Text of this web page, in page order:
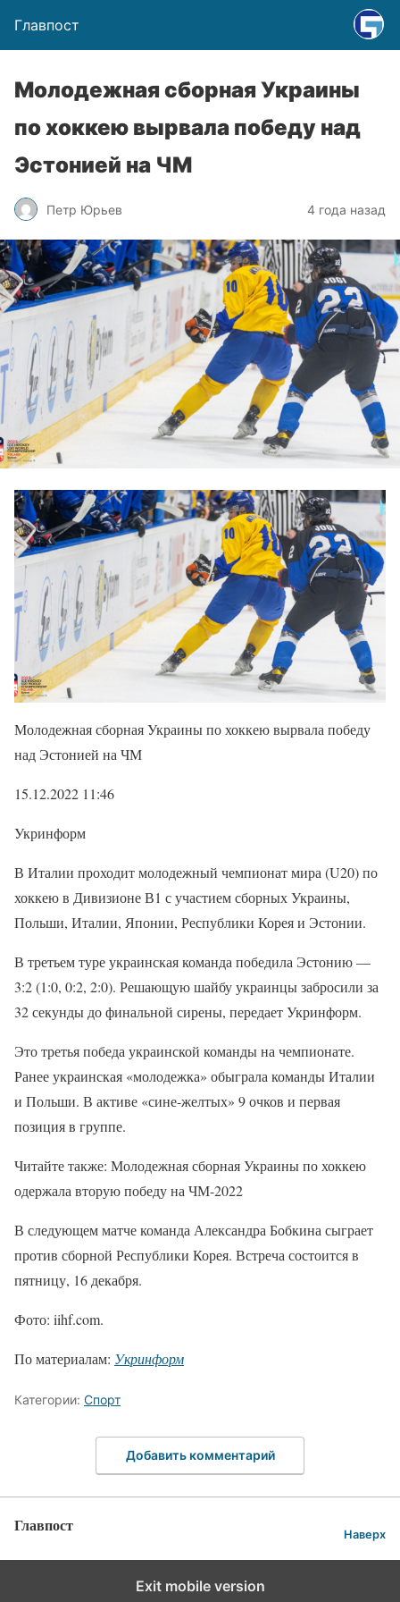
Главпост
Молодежная сборная Украины
по хоккею вырвала победу над
Эстонией на ЧМ
Петр Юрьев 4 года назад
Молодежная сборная Украины по хоккею вырвала победу
над Эстонией на ЧМ
15.12.2022 11:46
Укринформ
В Италии проходит молодежный чемпионат мира (U20) по
хоккею в Дивизионе В1 с участием сборных Украины,
Польши, Италии, Японии, Республики Корея и Эстонии.
В третьем туре украинская команда победила Эстонию —
3:2 (1:0, 0:2, 2:0). Решающую шайбу украинцы забросили за
32 секунды до финальной сирены, передает Укринформ.
Это третья победа украинской команды на чемпионате.
Ранее украинская «молодежка» обыграла команды Италии
и Польши. В активе «сине-желтых» 9 очков и первая
позиция в группе.
Читайте также: Молодежная сборная Украины по хоккею
одержала вторую победу на ЧМ-2022
В следующем матче команда Александра Бобкина сыграет
против сборной Республики Корея. Встреча состоится в
пятницу, 16 декабря.
Фото: iihf.com.
По материалам: Укринформ
Категории: Спорт
Добавить комментарий
Главпост Наверх
Exit mobile version